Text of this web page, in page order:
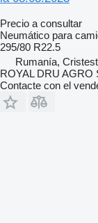
Precio a consultar
Neumático para
295/80 R22.5
Rumanía,
ROYAL DRU AGRO
Contacte con el